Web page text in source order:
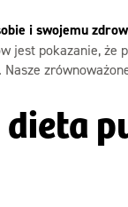
i swojemu
jest pokazanie, że
dieta